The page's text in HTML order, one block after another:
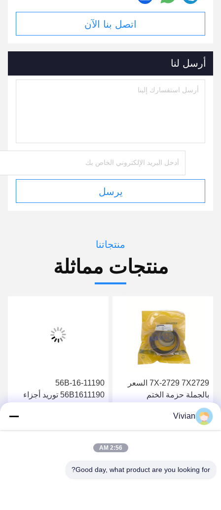
اتصل بنا الآن
أرسل لنا
يرسل
منتجاتنا
منتجات مماثلة
7X-2729 7X2729 السعر
بالجملة حزمة الختم
الهيدروليكية 826B
احصل على أفضل سعر
56B-16-11190
56B1611190 توريد أجزاء
HM350-2
Vivian
2:56 AM
Good day, what product are you looking for?